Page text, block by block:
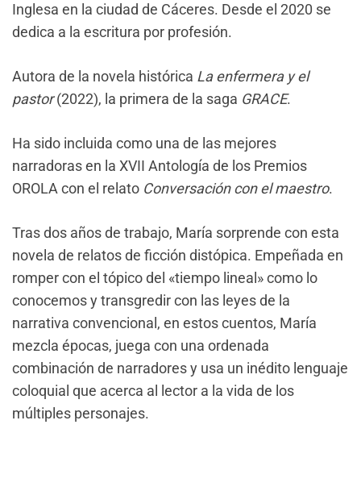
Inglesa en la ciudad de Cáceres. Desde el 2020 se
dedica a la escritura por profesión.
Autora de la novela histórica La enfermera y el
pastor(2022), la primera de la saga GRACE.
Ha sido incluida como una de las mejores
narradoras en la XVII Antología de los Premios
OROLA con el relato Conversación con el maestro.
Tras dos años de trabajo, María sorprende con esta
novela de relatos de ficción distópica. Empeñada en
romper con el tópico del «tiempo lineal» como lo
conocemos y transgredir con las leyes de la
narrativa convencional, en estos cuentos, María
mezcla épocas, juega con una ordenada
combinación de narradores y usa un inédito lenguaje
coloquial que acerca al lector a la vida de los
múltiples personajes.